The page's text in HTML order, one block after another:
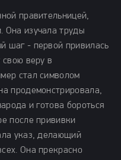
правительницей,
Она изучала труды
шаг - первой привилась
свою веру в
стал символом
продемонстрировала,
и готова бороться
после прививки
указ, делающий
Она прекрасно